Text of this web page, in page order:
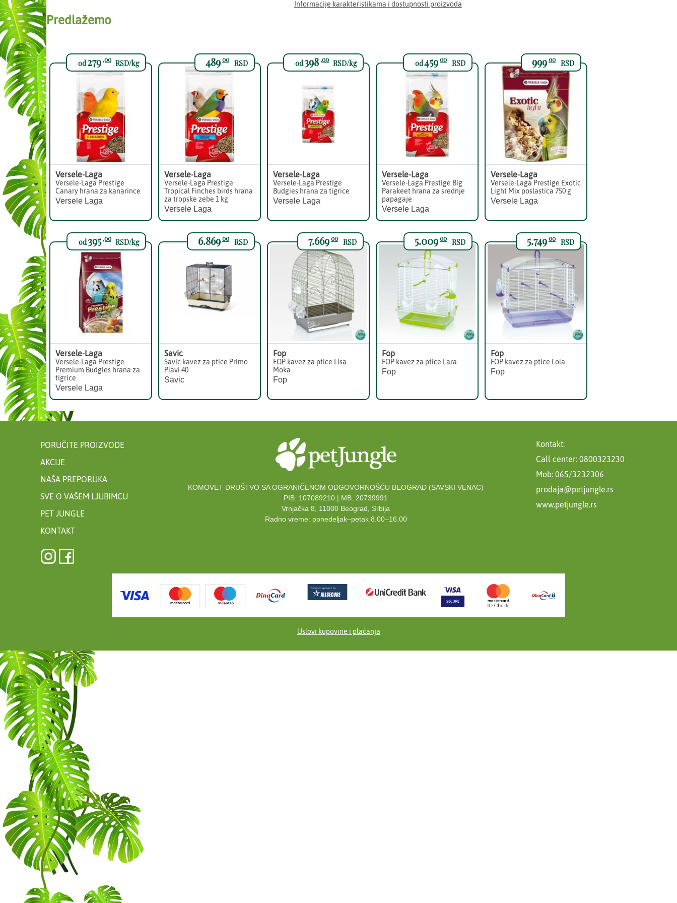
Informacije karakteristikama i dostupnosti proizvoda
Predlažemo
od279,00 RSD/kg
Versele-Laga
Versele-Laga Prestige
Canary hrana za kanarince
Versele Laga
48900 RSD
Versele-Laga
Versele-Laga Prestige
Tropical Finches birds hrana
za tropske zebe 1 kg
Versele Laga
od398,00 RSD/kg
Versele-Laga
Versele-Laga Prestige
Budgies hrana za tigrice
Versele Laga
od45900 RSD
Versele-Laga
Versele-Laga Prestige Big
Parakeet hrana za srednje
papagaje
Versele Laga
99900 RSD
Versele-Laga
Versele-Laga Prestige Exotic
Light Mix poslastica 750 g
Versele Laga
od395,00 RSD/kg
Versele-Laga
Versele-Laga Prestige
Premium Budgies hrana za
tigrice
Versele Laga
6.86900 RSD
Savic
Savic kavez za ptice Primo
Plavi 40
Savic
7.66900 RSD
Fop
FOP kavez za ptice Lisa
Moka
Fop
5.00900 RSD
Fop
FOP kavez za ptice Lara
Fop
5.74900 RSD
Fop
FOP kavez za ptice Lola
Fop
PORUČITE PROIZVODE
AKCIJE
NAŠA PREPORUKA
SVE O VAŠEM LJUBIMCU
PET JUNGLE
KONTAKT
KOMOVET DRUŠTVO SA OGRANIČENOM ODGOVORNOŠĆU BEOGRAD (SAVSKI VENAC)
PIB: 107089210 | MB: 20739991
Vrnjačka 8, 11000 Beograd, Srbija
Radno vreme: ponedeljak–petak 8.00–16.00
Kontakt:
Call center: 0800323230
Mob: 065/3232306
prodaja@petjungle.rs
www.petjungle.rs
Uslovi kupovine i plaćanja